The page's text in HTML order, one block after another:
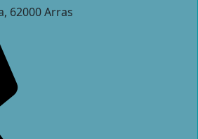
62000 Arras